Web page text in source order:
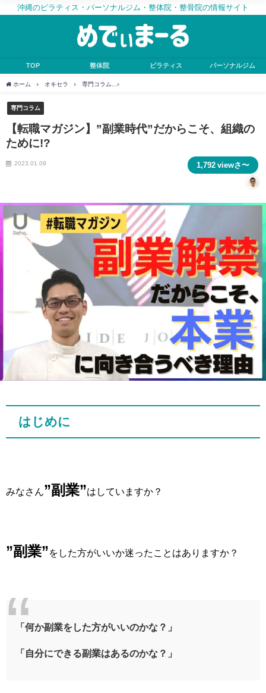
沖縄のピラティス・パーソナルジム・整体院・整骨院の情報サイト
TOP 整体院 ピラティス パーソナルジム
ホーム オキセラ 専門コラム
専門コラム
【転職マガジン】”副業時代”だからこそ、組織の
ために!?
2023.01.09 1,792 viewさ〜
はじめに
みなさん ”副業”はしていますか？
”副業”をした方がいいか迷ったことはありますか？
「何か副業をした方がいいのかな？」
「自分にできる副業はあるのかな？」